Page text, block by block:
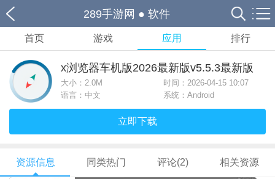
289手游网 ● 软件
首页 游戏 应用 排行
x浏览器车机版2026最新版v5.5.3最新版
大小： 2.0M
时间：2026-04-15 10:07
语言：中文
系统：Android
立即下载
资源信息 同类热门 评论(2) 相关资源